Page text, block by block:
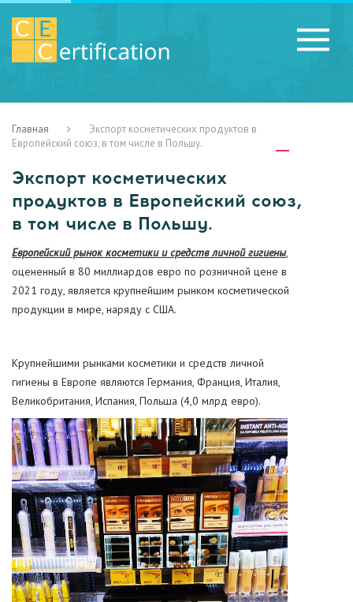
Главная
Экспорт косметических продуктов в
Европейский союз, в том числе в Польшу.
Экспорт косметических
продуктов в Европейский союз,
в том числе в Польшу.
Европейский рынок косметики и средств личной гигиены,
оцененный в 80 миллиардов евро по розничной цене в
2021 году, является крупнейшим рынком косметической
продукции в мире, наряду с США.
Крупнейшими рынками косметики и средств личной
гигиены в Европе являются Германия, Франция, Италия,
Великобритания, Испания, Польша (4,0 млрд евро).